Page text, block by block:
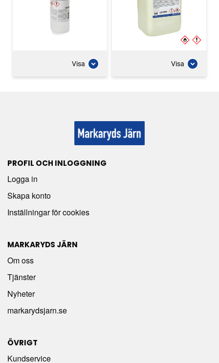
Visa Visa
PROFIL OCH INLOGGNING
Logga in
Skapa konto
Inställningar för cookies
MARKARYDS JÄRN
Om oss
Tjänster
Nyheter
markarydsjarn.se
ÖVRIGT
Kundservice